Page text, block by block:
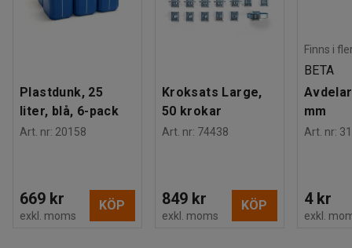
Plastdunk, 25
liter, blå, 6-pack
Art. nr: 20158
669 kr
exkl. moms
KÖP
Kroksats Large,
50 krokar
Art. nr: 74438
849 kr
exkl. moms
KÖP
Finns i
BETA
mm
Art. nr:
4 kr
exkl.